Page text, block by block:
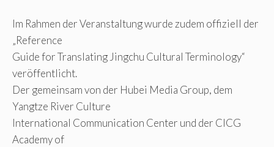
Im Rahmen der Veranstaltung wurde zudem offiziell der
„Reference
Guide for Translating Jingchu Cultural Terminology“
veröffentlicht.
Der gemeinsam von der Hubei Media Group, dem
Yangtze River Culture
International Communication Center und der CICG
Academy of